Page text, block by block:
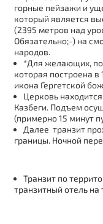
горные пейзажи и
который является
(2395 метров над
Обязательно;-) на
народов.
*Для желающих,
которая построена в
икона Гергетской
Церковь
Казбеги. Подъем
(примерно 15 минут
Далее транзит
границы. Ночной
Транзит по
транзитный отель